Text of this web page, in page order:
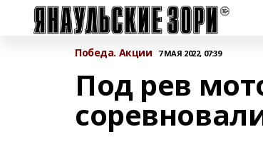
Победа. Акции 7 МАЯ 2022, 07:39
Под рев